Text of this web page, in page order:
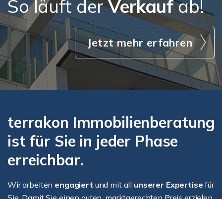
So läuft derVerkaufab!
Jetzt mehr erfahren
terrakon Immobilienberatung
ist für Sie in jeder Phase
erreichbar.
Wir arbeiten engagiert und mit all unserer Expertise für